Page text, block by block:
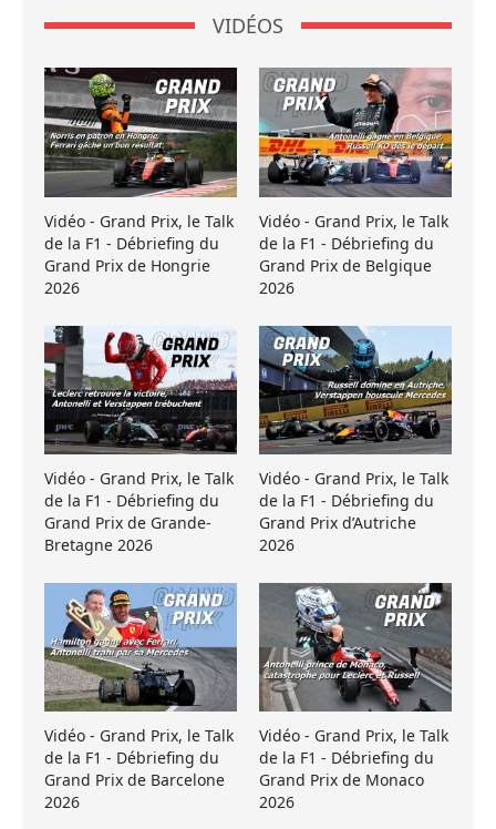
VIDÉOS
Vidéo - Grand Prix, le Talk
de la F1 - Débriefing du
Grand Prix de Hongrie
2026
Vidéo - Grand Prix, le Talk
de la F1 - Débriefing du
Grand Prix de Belgique
2026
Vidéo - Grand Prix, le Talk
de la F1 - Débriefing du
Grand Prix de Grande-
Bretagne 2026
Vidéo - Grand Prix, le Talk
de la F1 - Débriefing du
Grand Prix d’Autriche
2026
Vidéo - Grand Prix, le Talk
de la F1 - Débriefing du
Grand Prix de Barcelone
2026
Vidéo - Grand Prix, le Talk
de la F1 - Débriefing du
Grand Prix de Monaco
2026